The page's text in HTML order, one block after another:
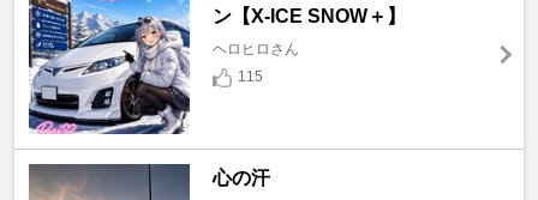
ン【X-ICE SNOW＋】
ヘロヒロさん
115
心の汗